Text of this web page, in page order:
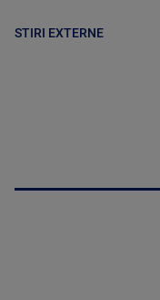
STIRI EXTERNE